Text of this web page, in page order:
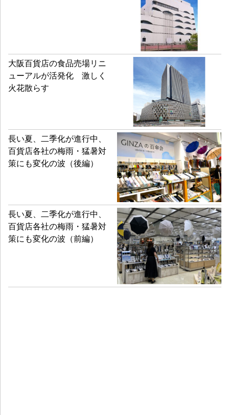
大阪百貨店の食品売場リニ
ューアルが活発化 激しく
火花散らす
長い夏、二季化が進行中、
百貨店各社の梅雨・猛暑対
策にも変化の波（後編）
長い夏、二季化が進行中、
百貨店各社の梅雨・猛暑対
策にも変化の波（前編）